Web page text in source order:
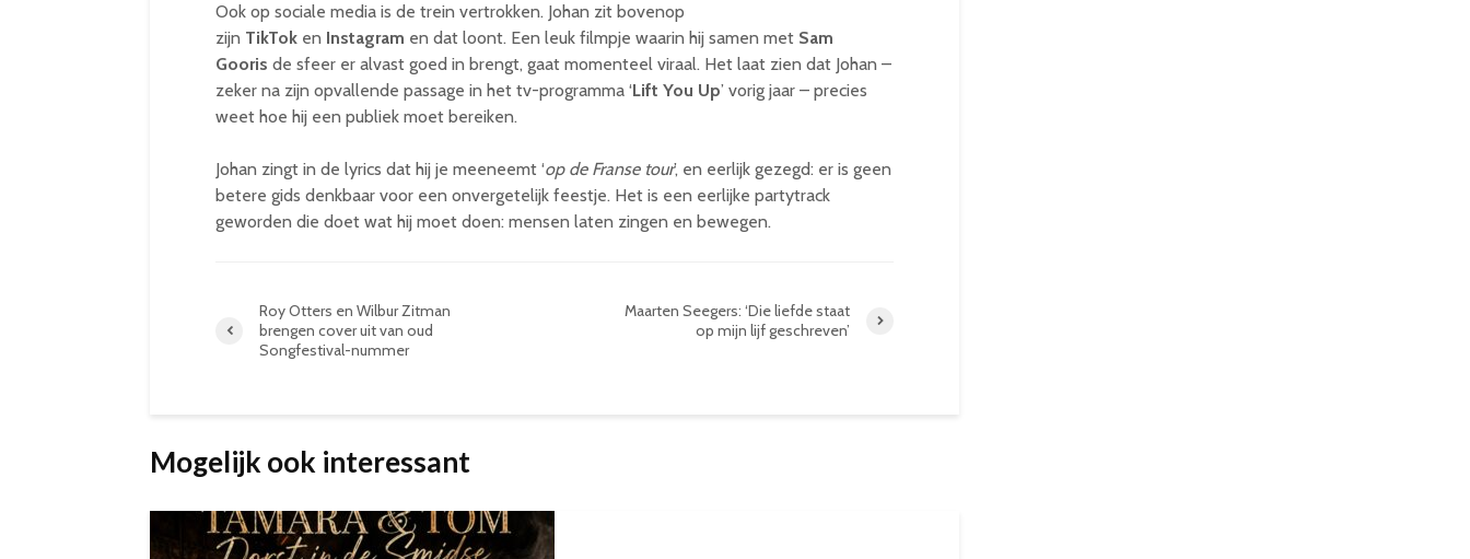
Ook op sociale media is de trein vertrokken. Johan zit bovenop
zijn TikTok en Instagram en dat loont. Een leuk filmpje waarin hij samen met Sam
Gooris de sfeer er alvast goed in brengt, gaat momenteel viraal. Het laat zien dat Johan –
zeker na zijn opvallende passage in het tv-programma ‘Lift You Up’ vorig jaar – precies
weet hoe hij een publiek moet bereiken.
Johan zingt in de lyrics dat hij je meeneemt ‘op de Franse tour’, en eerlijk gezegd: er is geen
betere gids denkbaar voor een onvergetelijk feestje. Het is een eerlijke partytrack
geworden die doet wat hij moet doen: mensen laten zingen en bewegen.
Roy Otters en Wilbur Zitman
brengen cover uit van oud
Songfestival-nummer
Maarten Seegers: ‘Die liefde staat
op mijn lijf geschreven’
Mogelijk ook interessant